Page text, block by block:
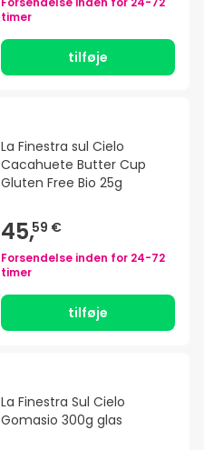
timer
tilføje
La Finestra sul Cielo
Cacahuete Butter Cup
Gluten Free Bio 25g
45,59 €
Forsendelse inden for 24-72
timer
tilføje
La Finestra Sul Cielo
Gomasio 300g glas